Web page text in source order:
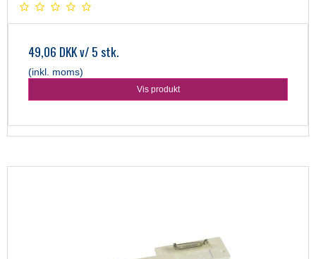
49,06 DKKv/ 5 stk.
(inkl. moms)
Vis produkt